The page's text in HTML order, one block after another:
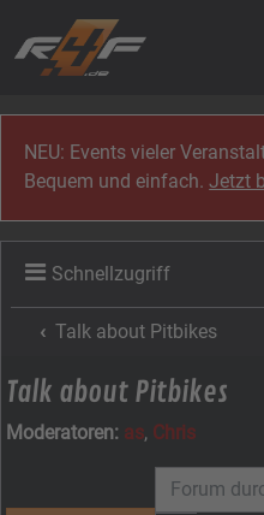
NEU: Events vieler
Bequem und einfach.Jetzt
Schnellzugriff
Talk about Pitbikes
Talk about Pitbikes
Moderatoren: as, Chris